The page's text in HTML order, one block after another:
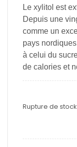
Le xylitol est
Depuis une
comme un
pays
à celui du
de calories et
Rupture de stock